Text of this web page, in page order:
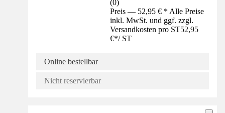
(0)
Preis — 52,95 € * Alle Preise
inkl. MwSt. und ggf. zzgl.
Versandkosten pro ST52,95
€*/ ST
Online bestellbar
Nicht reservierbar